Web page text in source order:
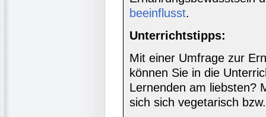
beeinflusst.
Unterrichtstipps:
Mit einer Umfrage zur
können Sie in die
Lernenden am liebsten?
sich sich vegetarisch